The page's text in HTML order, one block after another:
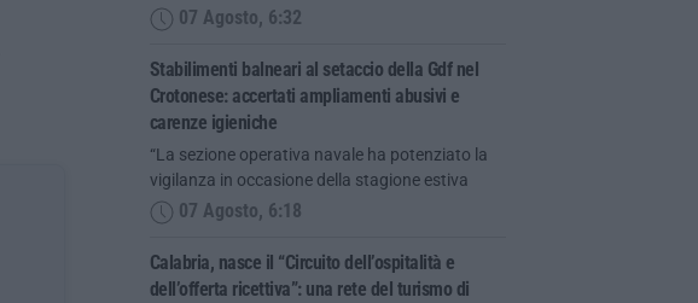
07 Agosto, 6:32
Stabilimenti balneari al setaccio della Gdf nel
Crotonese: accertati ampliamenti abusivi e
carenze igieniche
“La sezione operativa navale ha potenziato la
vigilanza in occasione della stagione estiva
07 Agosto, 6:18
Calabria, nasce il “Circuito dell’ospitalità e
dell’offerta ricettiva”: una rete del turismo di